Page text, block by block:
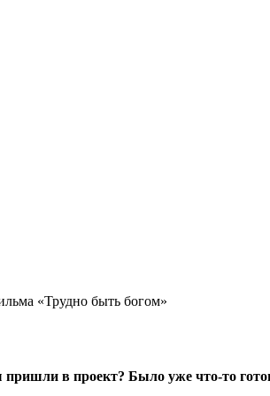
«Трудно быть богом»
в проект? Было уже что-то